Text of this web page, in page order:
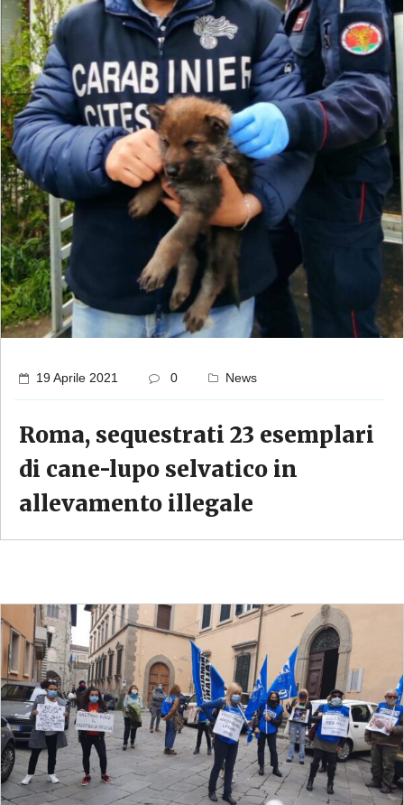
19 Aprile 2021 0 News
Roma, sequestrati 23 esemplari
di cane-lupo selvatico in
allevamento illegale